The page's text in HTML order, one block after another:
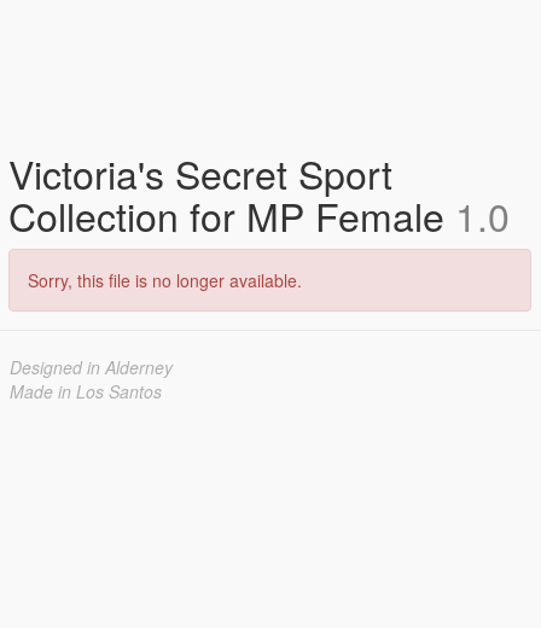
Victoria's Secret Sport
Collection for MP Female 1.0
Sorry, this file is no longer available.
Designed in Alderney
Made in Los Santos